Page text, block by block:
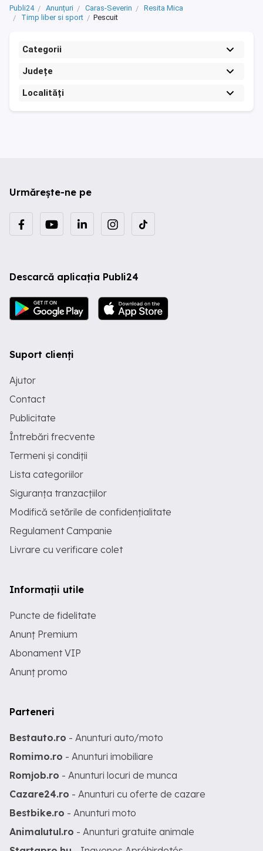
Publi24 Anunțuri Caras-Severin
Resita Mica
Timp liber si sport
Pescuit
Categorii
Județe
Localități
Urmărește-ne pe
Descarcă aplicația Publi24
Suport clienți
Ajutor
Contact
Publicitate
Întrebări frecvente
Termeni și condiții
Lista categoriilor
Siguranța tranzacțiilor
Modifică setările de confidențialitate
Regulament Campanie
Livrare cu verificare colet
Informații utile
Puncte de fidelitate
Anunț Premium
Abonament VIP
Anunț promo
Parteneri
Bestauto.ro - Anunturi auto/moto
Romimo.ro - Anunturi imobiliare
Romjob.ro - Anunturi locuri de munca
Cazare24.ro - Anunturi cu oferte de cazare
Bestbike.ro - Anunturi moto
Animalutul.ro - Anunturi gratuite animale